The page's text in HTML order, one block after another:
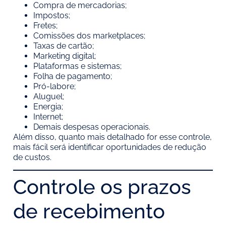
Compra de mercadorias;
Impostos;
Fretes;
Comissões dos marketplaces;
Taxas de cartão;
Marketing digital;
Plataformas e sistemas;
Folha de pagamento;
Pró-labore;
Aluguel;
Energia;
Internet;
Demais despesas operacionais.
Além disso, quanto mais detalhado for esse controle,
mais fácil será identificar oportunidades de redução
de custos.
Controle os prazos
de recebimento